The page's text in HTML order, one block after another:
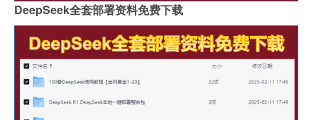
DeepSeek全套部署资料免费下载